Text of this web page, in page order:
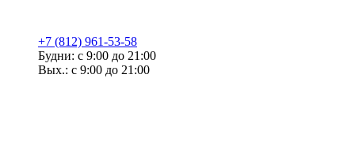
+7 (812) 961-53-58
Будни: с 9:00 до 21:00
Вых.: с 9:00 до 21:00